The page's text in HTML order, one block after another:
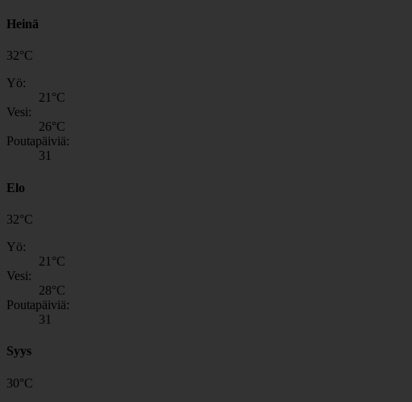
Heinä
32°C
Yö:
21°C
Vesi:
26°C
Poutapäiviä:
31
Elo
32°C
Yö:
21 °C
Vesi:
28°C
Poutapäiviä:
31
Syys
30°C